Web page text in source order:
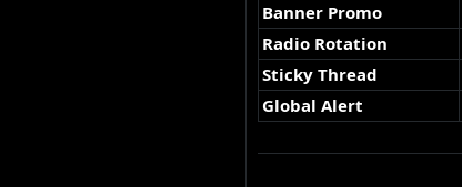
Banner Promo
Radio Rotation
Sticky Thread
Global Alert